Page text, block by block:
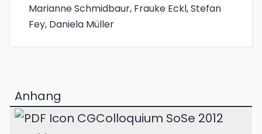
Marianne Schmidbaur, Frauke Eckl, Stefan
Fey, Daniela Müller
Anhang
CGColloquium SoSe 2012